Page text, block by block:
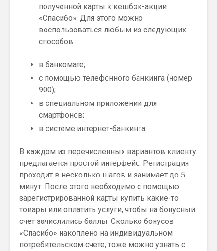
полученной карты к кешбэк-акции
«Спасибо». Для этого можно
воспользоваться любым из следующих
способов:
в банкомате;
с помощью телефонного банкинга (номер
900);
в специальном приложении для
смартфонов;
в системе интернет-банкинга.
В каждом из перечисленных вариантов клиенту
предлагается простой интерфейс. Регистрация
проходит в несколько шагов и занимает до 5
минут. После этого необходимо с помощью
зарегистрированной карты купить какие-то
товары или оплатить услуги, чтобы на бонусный
счет зачислились баллы. Сколько бонусов
«Спасибо» накоплено на индивидуальном
потребительском счете, тоже можно узнать с